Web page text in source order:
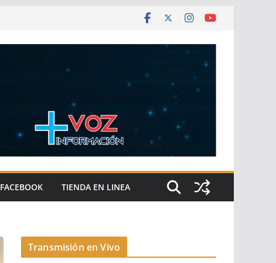
FACEBOOK TIENDA EN LINEA
Transmisión en Vivo